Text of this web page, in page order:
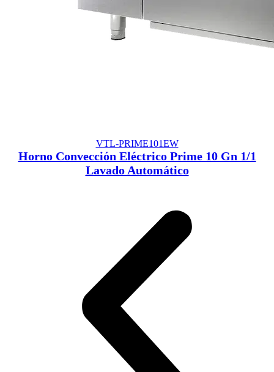
VTL-PRIME101EW
Horno Convección Eléctrico Prime 10 Gn 1/1
Lavado Automático